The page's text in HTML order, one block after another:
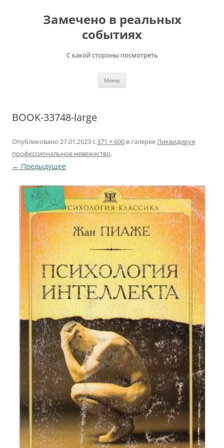
содержимомуЗамечено в реальных
событиях
С какой стороны посмотреть
Меню
BOOK-33748-large
Опубликовано 27.01.2023с371 × 600 в галерееЛиквидируя
профессиональное невежество.
← Предыдущее